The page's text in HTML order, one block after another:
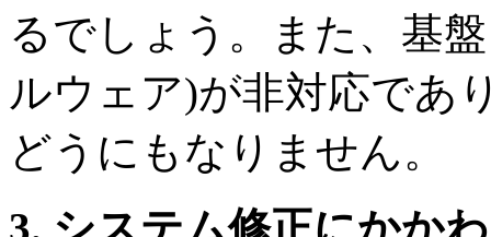
るでしょう。また、基
ルウェア)が非対応であ
どうにもなりません。